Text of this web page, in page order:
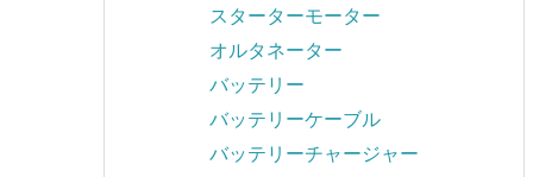
スターターモーター
オルタネーター
バッテリー
バッテリーケーブル
バッテリーチャージャー